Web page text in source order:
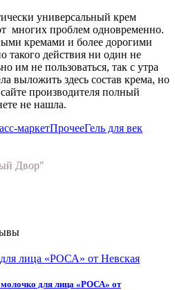
универсальный крем
многих проблем одновременно.
кремами и более дорогими
такого действия ни один не
им не пользоваться, так с утра
выложить здесь состав крема, но
производителя полный
не нашла.
маркетПрочееГель для век
Двор"
для лица «РОСА» от